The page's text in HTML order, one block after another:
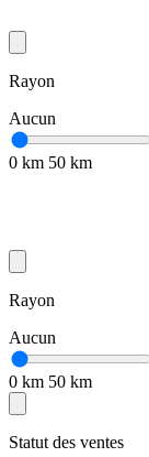
Rayon
Aucun
0 km 50 km
Rayon
Aucun
0 km 50 km
Statut des ventes